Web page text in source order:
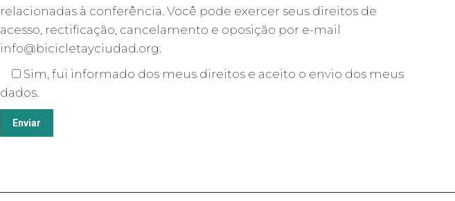
relacionadas à conferência. Você pode exercer seus direitos de
acesso, rectificação, cancelamento e oposição por e-mail
info@bicicletayciudad.org.
Sim, fui informado dos meus direitos e aceito o envio dos meus
dados.